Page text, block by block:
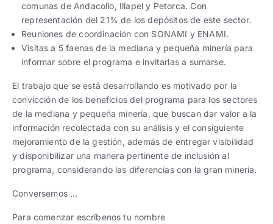
comunas de Andacollo, Illapel y Petorca. Con
representación del 21% de los depósitos de este sector.
Reuniones de coordinación con SONAMI y ENAMI.
Visitas a 5 faenas de la mediana y pequeña minería para
informar sobre el programa e invitarlas a sumarse.
El trabajo que se está desarrollando es motivado por la
convicción de los beneficios del programa para los sectores
de la mediana y pequeña minería, que buscan dar valor a la
información recolectada con su análisis y el consiguiente
mejoramiento de la gestión, además de entregar visibilidad
y disponibilizar una manera pertinente de inclusión al
programa, considerando las diferencias con la gran minería.
Conversemos …
Para comenzar escríbenos tu nombre